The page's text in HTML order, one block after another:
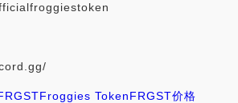
Froggies TokenFRGST价格